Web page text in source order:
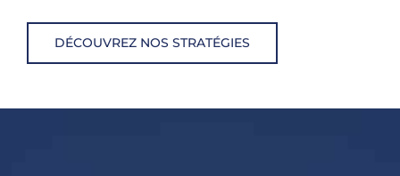
DÉCOUVREZ NOS STRATÉGIES